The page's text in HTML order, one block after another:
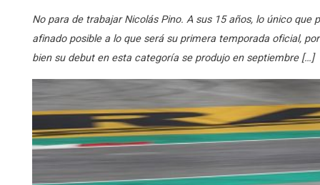
No para de trabajar Nicolás Pino. A sus 15 años, lo único
afinado posible a lo que será su primera temporada oficial,
bien su debut en esta categoría se produjo en septiembre […]